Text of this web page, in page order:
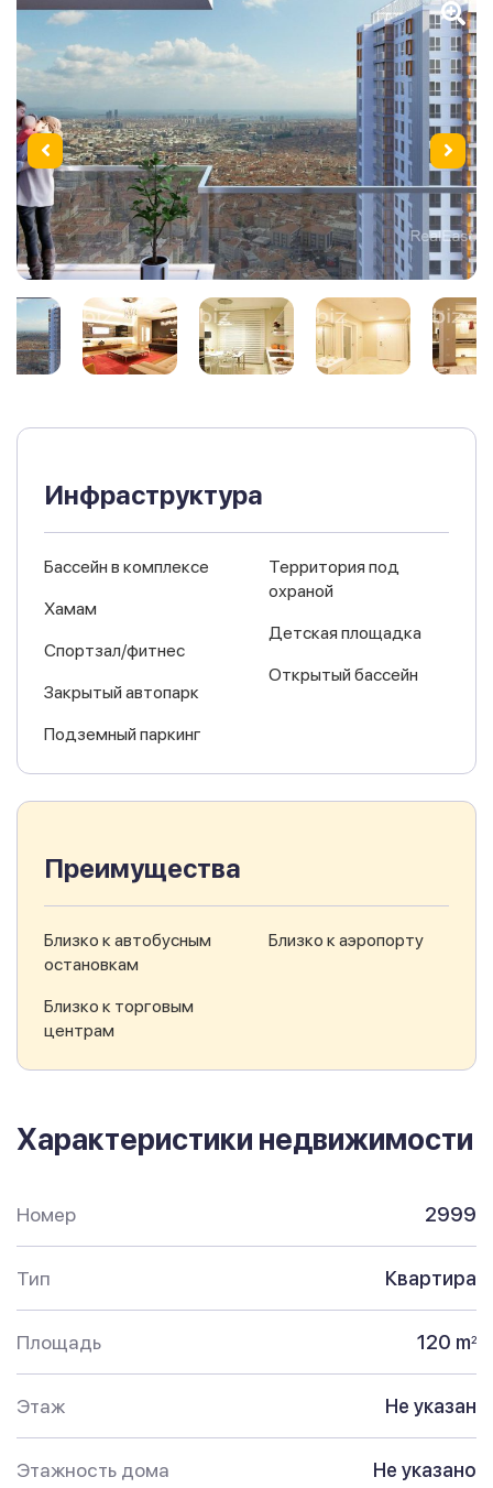
Инфраструктура
Бассейн в комплексе
Хамам
Спортзал/фитнес
Закрытый автопарк
Подземный паркинг
Территория под
охраной
Детская площадка
Открытый бассейн
Преимущества
Близко к автобусным
остановкам
Близко к торговым
центрам
Близко к аэропорту
Характеристики недвижимости
Номер 2999
Тип Квартира
Площадь 120 m2
Этаж Не указан
Этажность дома Не указано